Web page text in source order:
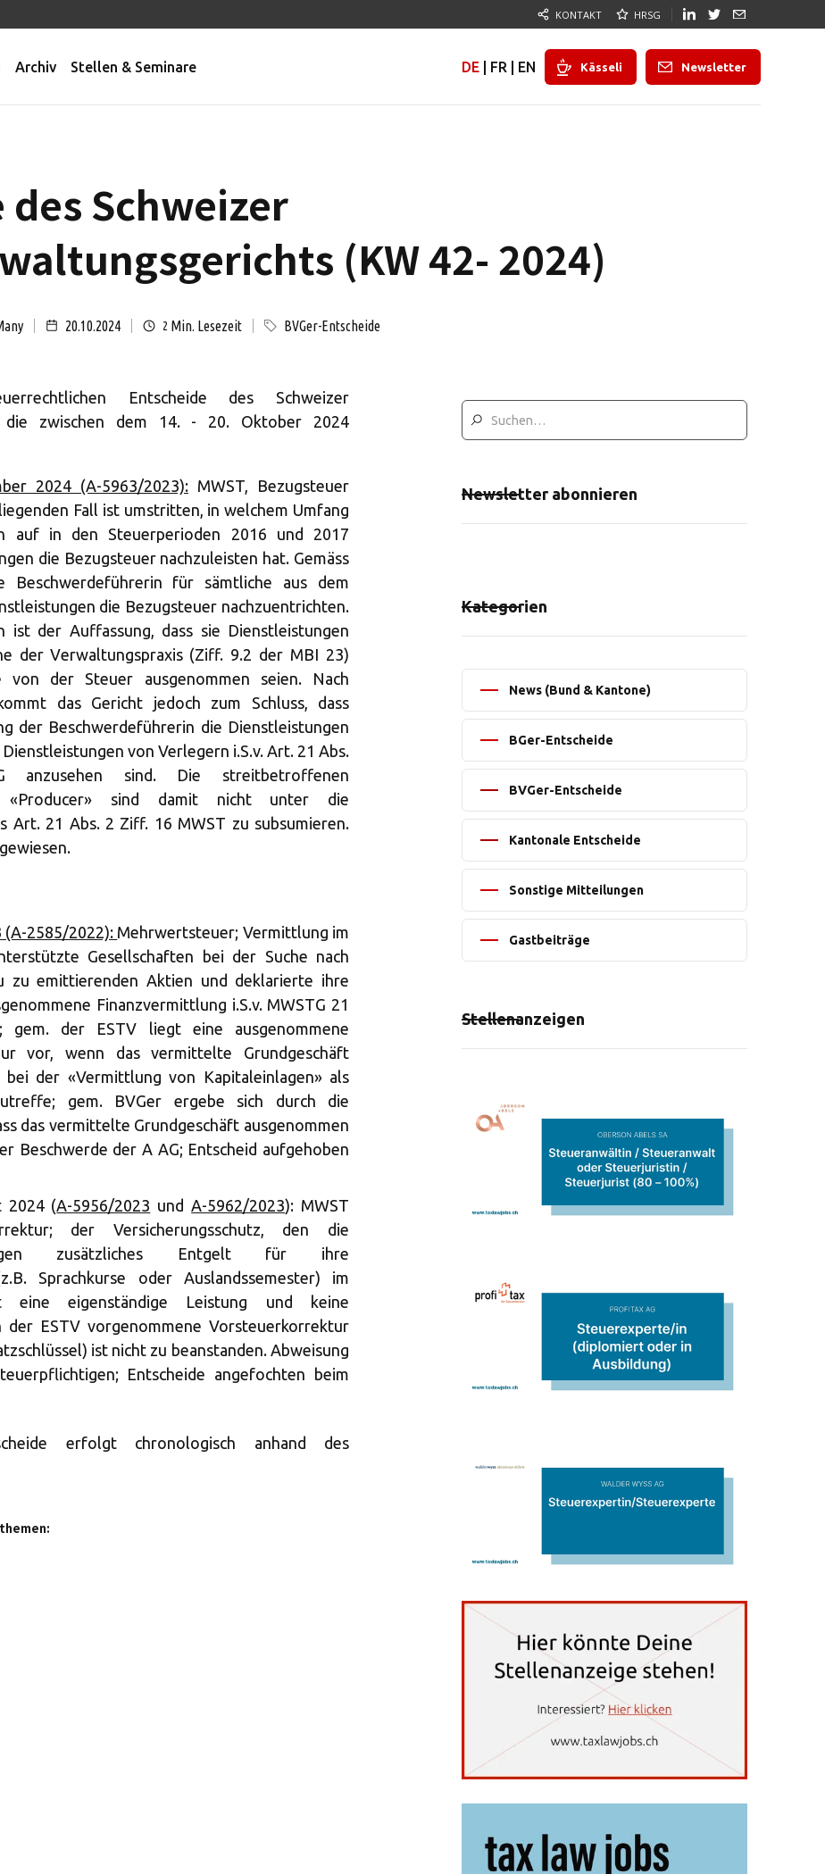
KONTAKT HRSG
Archiv Stellen & Seminare DE FR EN Kässeli Newsletter
Schweizer
(KW 42- 2024)
20.10.2024 2 Min. Lesezeit BVGer-Entscheide
Entscheide des Schweizer
die zwischen dem 14. - 20. Oktober 2024
2024 (A-5963/2023): MWST, Bezugsteuer
Fall ist umstritten, in welchem Umfang
auf in den Steuerperioden 2016 und 2017
die Bezugsteuer nachzuleisten hat. Gemäss
Beschwerdeführerin für sämtliche aus dem
die Bezugsteuer nachzuentrichten.
ist der Auffassung, dass sie Dienstleistungen
der Verwaltungspraxis (Ziff. 9.2 der MBI 23)
von der Steuer ausgenommen seien. Nach
das Gericht jedoch zum Schluss, dass
der Beschwerdeführerin die Dienstleistungen
von Verlegern i.S.v. Art. 21 Abs.
sind. Die streitbetroffenen
«Producer» sind damit nicht unter die
Art. 21 Abs. 2 Ziff. 16 MWST zu subsumieren.
(A-2585/2022): Mehrwertsteuer; Vermittlung im
Gesellschaften bei der Suche nach
zu emittierenden Aktien und deklarierte ihre
Finanzvermittlung i.S.v. MWSTG 21
der ESTV liegt eine ausgenommene
vor, wenn das vermittelte Grundgeschäft
bei der «Vermittlung von Kapitaleinlagen» als
gem. BVGer ergebe sich durch die
das vermittelte Grundgeschäft ausgenommen
Beschwerde der A AG; Entscheid aufgehoben
2024 (A-5956/2023 undA-5962/2023): MWST
der Versicherungsschutz, den die
zusätzliches Entgelt für ihre
Sprachkurse oder Auslandssemester) im
eine eigenständige Leistung und keine
der ESTV vorgenommene Vorsteuerkorrektur
ist nicht zu beanstanden. Abweisung
Entscheide angefochten beim
erfolgt chronologisch anhand des
Newsletter abonnieren
Kategorien
News (Bund & Kantone)
BGer-Entscheide
BVGer-Entscheide
Kantonale Entscheide
Sonstige Mitteilungen
Gastbeiträge
Stellenanzeigen